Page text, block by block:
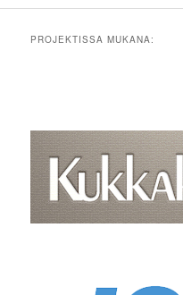
PROJEKTISSA MUKANA: